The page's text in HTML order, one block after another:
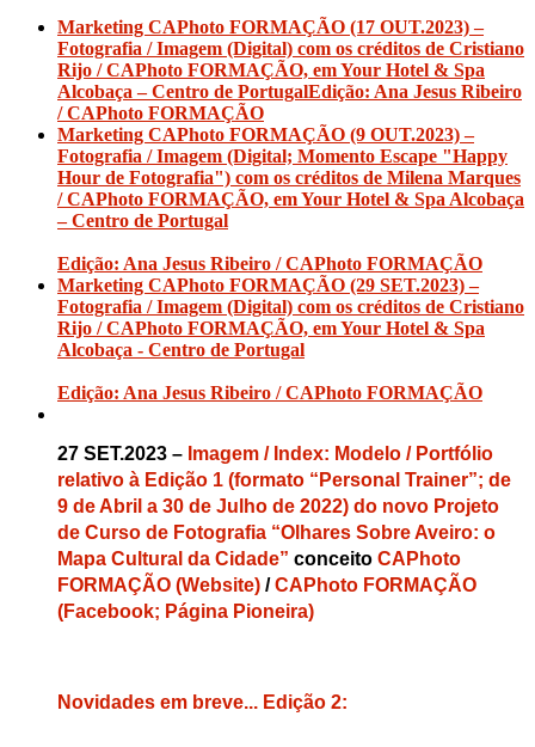
Marketing CAPhoto FORMAÇÃO (17 OUT.2023) –
Fotografia / Imagem (Digital) com os créditos de Cristiano
Rijo / CAPhoto FORMAÇÃO, em Your Hotel & Spa
Alcobaça – Centro de PortugalEdição: Ana Jesus Ribeiro
/ CAPhoto FORMAÇÃO
Marketing CAPhoto FORMAÇÃO (9 OUT.2023) –
Fotografia / Imagem (Digital; Momento Escape "Happy
Hour de Fotografia") com os créditos de Milena Marques
/ CAPhoto FORMAÇÃO, em Your Hotel & Spa Alcobaça
– Centro de Portugal
Edição: Ana Jesus Ribeiro / CAPhoto FORMAÇÃO
Marketing CAPhoto FORMAÇÃO (29 SET.2023) –
Fotografia / Imagem (Digital) com os créditos de Cristiano
Rijo / CAPhoto FORMAÇÃO, em Your Hotel & Spa
Alcobaça - Centro de Portugal
Edição: Ana Jesus Ribeiro / CAPhoto FORMAÇÃO
27 SET.2023 – Imagem / Index: Modelo / Portfólio
relativo à Edição 1 (formato “Personal Trainer”; de
9 de Abril a 30 de Julho de 2022) do novo Projeto
de Curso de Fotografia “Olhares Sobre Aveiro: o
Mapa Cultural da Cidade” conceito CAPhoto
FORMAÇÃO (Website) /CAPhoto FORMAÇÃO
(Facebook; Página Pioneira)
Novidades em breve... Edição 2: